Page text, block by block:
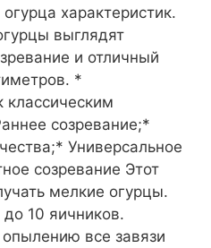
характеристик.
выглядят
и отличный
*
классическим
созревание;*
Универсальное
созревание Этот
мелкие огурцы.
10 яичников.
все завязи